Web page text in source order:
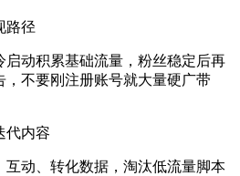
路径
启动积累基础流量，粉丝稳定后再
，不要刚注册账号就大量硬广带
代内容
互动、转化数据，淘汰低流量脚本